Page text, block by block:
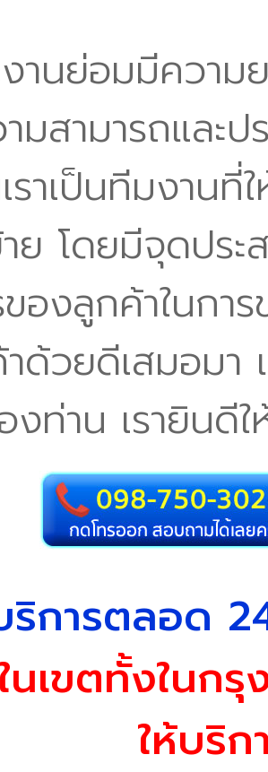
านย่อมมีควา
มสามารถและ
ราเป็นทีมงานที่
ย โดยมีจุดปร
องลูกค้าในกา
ด้วยดีเสมอมา
งท่าน เรายินดีใ
ริการตลอด
นเขตทั้งในก
ให้บริก